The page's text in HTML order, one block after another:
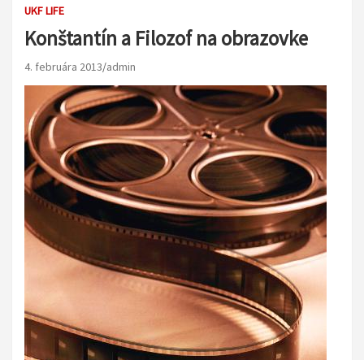
UKF LIFE
Konštantín a Filozof na obrazovke
4. februára 2013 admin